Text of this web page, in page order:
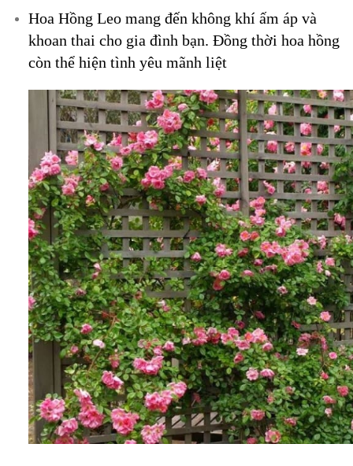
Hoa Hồng Leo mang đến không khí ấm áp và
khoan thai cho gia đình bạn. Đồng thời hoa hồng
còn thể hiện tình yêu mãnh liệt